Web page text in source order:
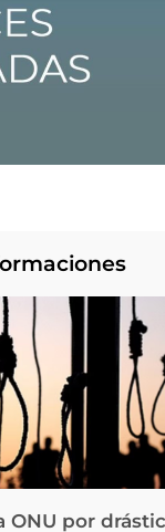
ONU por